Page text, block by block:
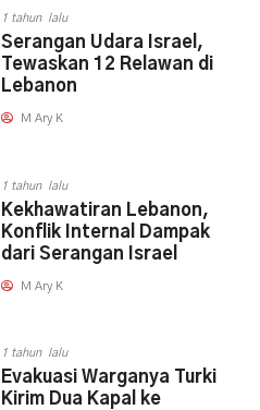
1 tahun lalu
Serangan Udara Israel,
Tewaskan 12 Relawan di
Lebanon
M Ary K
1 tahun lalu
Kekhawatiran Lebanon,
Konflik Internal Dampak
dari Serangan Israel
M Ary K
1 tahun lalu
Evakuasi Warganya Turki
Kirim Dua Kapal ke